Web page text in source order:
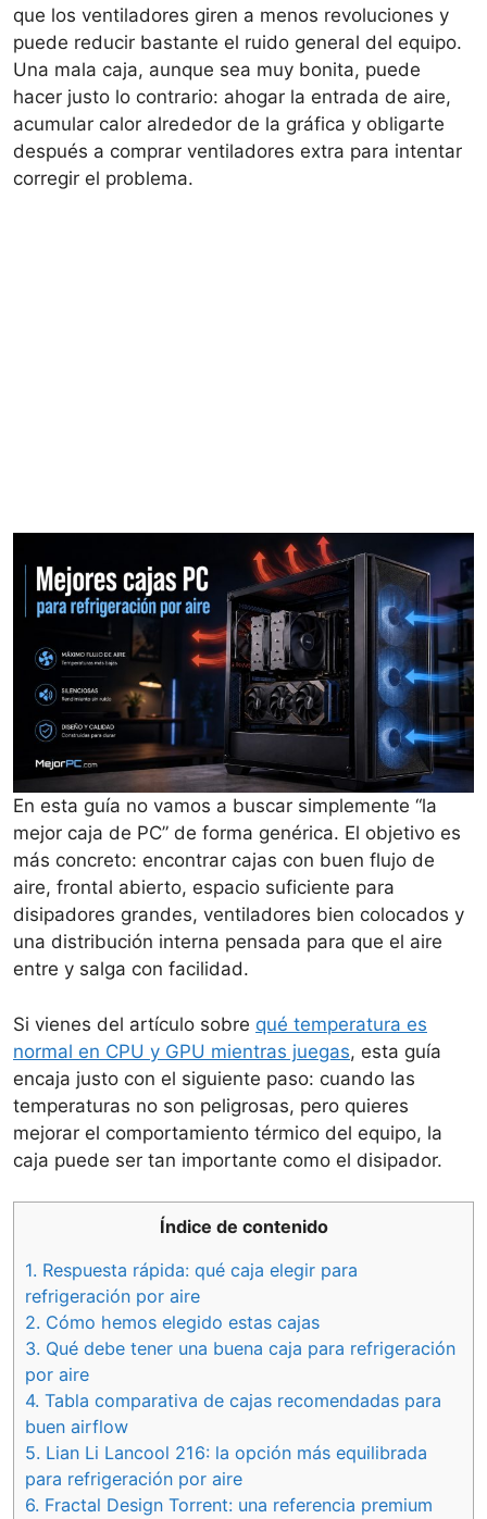
que los ventiladores giren a menos revoluciones y
puede reducir bastante el ruido general del equipo.
Una mala caja, aunque sea muy bonita, puede
hacer justo lo contrario: ahogar la entrada de aire,
acumular calor alrededor de la gráfica y obligarte
después a comprar ventiladores extra para intentar
corregir el problema.
En esta guía no vamos a buscar simplemente “la
mejor caja de PC” de forma genérica. El objetivo es
más concreto: encontrar cajas con buen flujo de
aire, frontal abierto, espacio suficiente para
disipadores grandes, ventiladores bien colocados y
una distribución interna pensada para que el aire
entre y salga con facilidad.
Si vienes del artículo sobre qué temperatura es
normal en CPU y GPU mientras juegas, esta guía
encaja justo con el siguiente paso: cuando las
temperaturas no son peligrosas, pero quieres
mejorar el comportamiento térmico del equipo, la
caja puede ser tan importante como el disipador.
Índice de contenido
1. Respuesta rápida: qué caja elegir para
refrigeración por aire
2. Cómo hemos elegido estas cajas
3. Qué debe tener una buena caja para refrigeración
por aire
4. Tabla comparativa de cajas recomendadas para
buen airflow
5. Lian Li Lancool 216: la opción más equilibrada
para refrigeración por aire
6. Fractal Design Torrent: una referencia premium